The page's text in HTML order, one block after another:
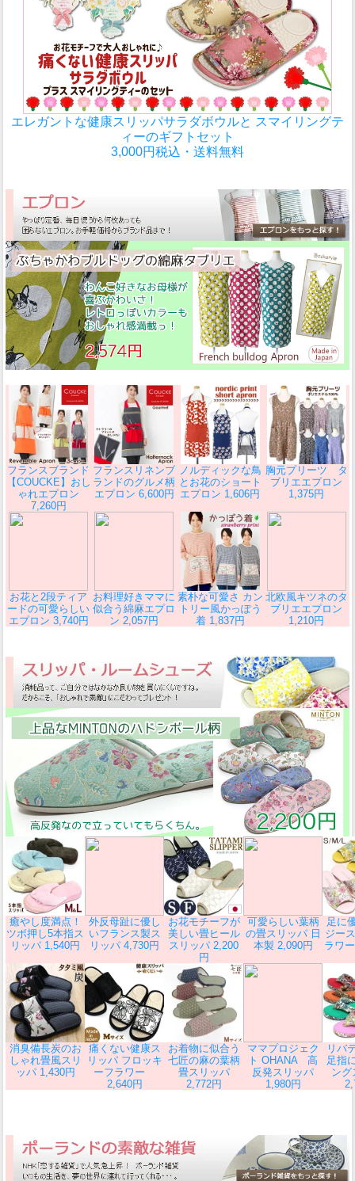
エレガントな健康スリッパサラダボウルと スマイリングテ
ィーのギフトセット
3,000円税込・送料無料
フランスブランド
【COUCKE】おし
ゃれエプロン
7,260円
フランスリネンブ
ランドのグルメ柄
エプロン 6,600円
ノルディックな鳥
とお花のショート
エプロン 1,606円
胸元プリーツ タ
ブリエエプロン
1,375円
お花と2段ティア
ードの可愛らしい
エプロン 3,740円
お料理好きママに
似合う綿麻エプロ
ン 2,057円
素朴な可愛さ カン
トリー風かっぽう
着 1,837円
北欧風キツネのタ
ブリエエプロン
1,210円
癒やし度満点！
ツボ押し5本指ス
リッパ 1,540円
外反母趾に優し
いフランス製ス
リッパ 4,730円
お花モチーフが
美しい畳ヒール
スリッパ 2,200
円
可愛らしい葉柄
の畳スリッパ 日
本製 2,090円
足に
ジー
ラワ
消臭備長炭のお
しゃれ畳風スリ
ッパ 1,430円
痛くない健康ス
リッパ フロッキ
ーフラワー
2,640円
お着物に似合う
七匠の麻の葉柄
畳スリッパ
2,772円
ママプロジェク
ト OHANA 高
反発スリッパ
1,980円
リバ
足指
ング